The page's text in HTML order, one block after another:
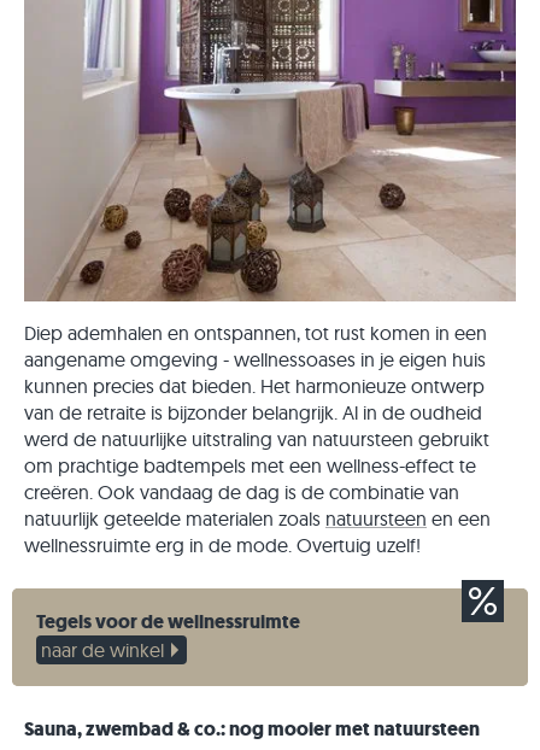
Diep ademhalen en ontspannen, tot rust komen in een
aangename omgeving - wellnessoases in je eigen huis
kunnen precies dat bieden. Het harmonieuze ontwerp
van de retraite is bijzonder belangrijk. Al in de oudheid
werd de natuurlijke uitstraling van natuursteen gebruikt
om prachtige badtempels met een wellness-effect te
creëren. Ook vandaag de dag is de combinatie van
natuurlijk geteelde materialen zoals natuursteen en een
wellnessruimte erg in de mode. Overtuig uzelf!
Tegels voor de wellnessruimte
naar de winkel
Sauna, zwembad & co.: nog mooier met natuursteen